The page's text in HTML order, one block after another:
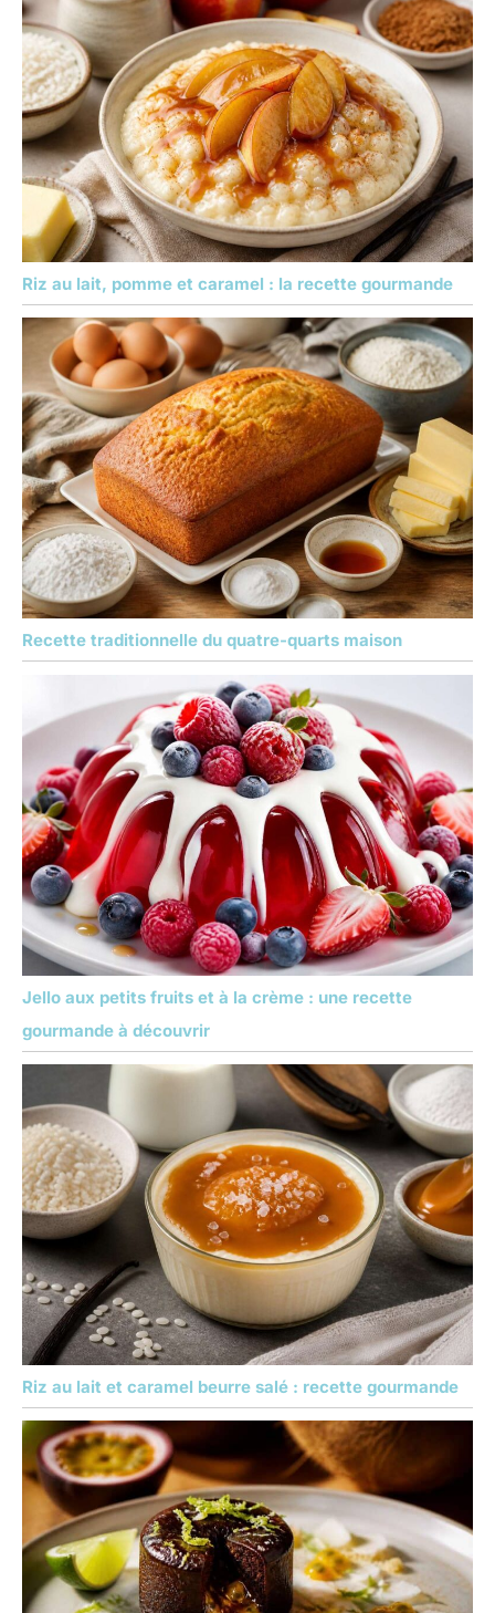
Riz au lait, pomme et caramel : la recette gourmande
Recette traditionnelle du quatre-quarts maison
Jello aux petits fruits et à la crème : une recette
gourmande à découvrir
Riz au lait et caramel beurre salé : recette gourmande